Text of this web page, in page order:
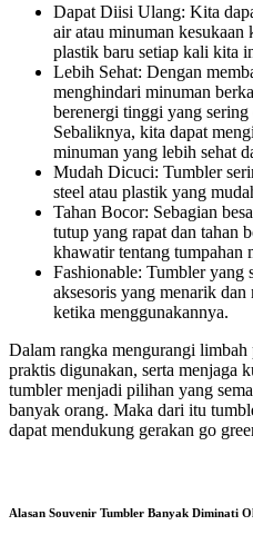
Dapat Diisi Ulang: Kita
air atau minuman kesukaan
plastik baru setiap kali kita
Lebih Sehat: Dengan
menghindari minuman
berenergi tinggi yang
Sebaliknya, kita dapat
minuman yang lebih sehat
Mudah Dicuci: Tumbler
steel atau plastik yang
Tahan Bocor: Sebagian
tutup yang rapat dan tahan
khawatir tentang tumpahan
Fashionable: Tumbler yang
aksesoris yang menarik
ketika menggunakannya.
Dalam rangka mengurangi
praktis digunakan, serta menjaga
tumbler menjadi pilihan yang
banyak orang. Maka dari itu
dapat mendukung gerakan go
Alasan Souvenir Tumbler Banyak Diminati